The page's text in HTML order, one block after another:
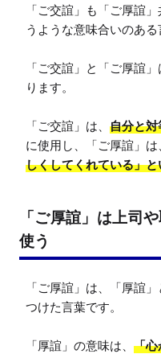
「ご交誼」も「ご厚誼
うような意味合いのある
「ご交誼」と「ご厚誼
ります。
「ご交誼」は、 自分と
に使用し、「ご厚誼」は
しくしてくれている」
「ご厚誼」は上司
使う
「ご厚誼」は、「厚誼
つけた言葉です。
「厚誼」の意味は、 「心